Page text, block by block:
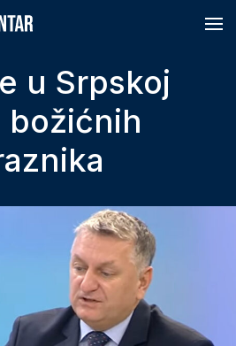
u Srpskoj
božićnih